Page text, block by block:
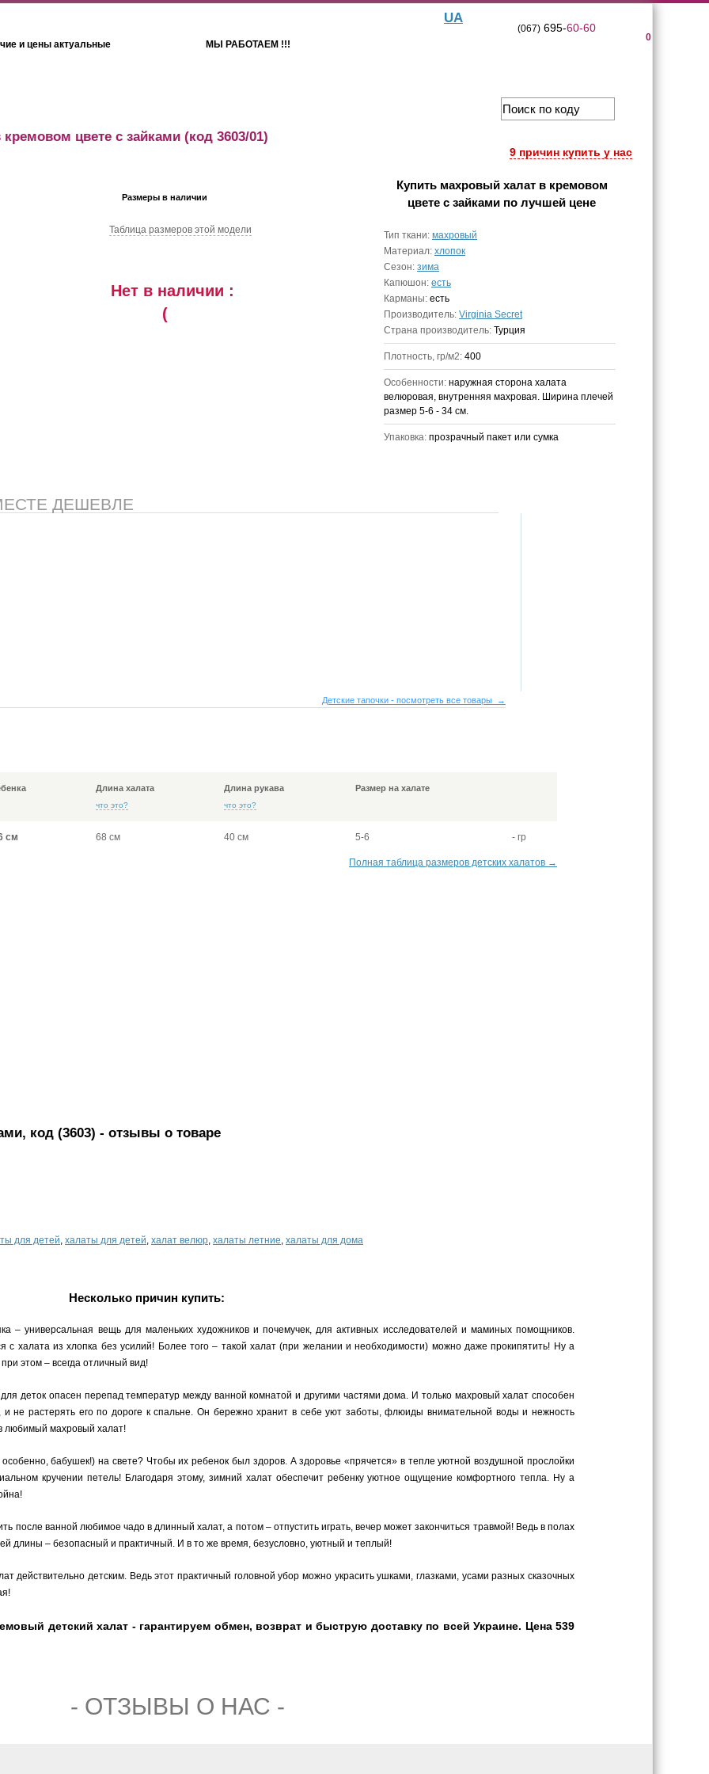
и цены актуальные МЫ РАБОТАЕМ !!!
UA
0
(067)695-60-60
9 причин купить у нас
цвете с зайками (код 3603/01)
Размеры в наличии
Таблица размеров этой модели
Нет в наличии :
(
Купить махровый халат в кремовом
цвете с зайками по лучшей цене
Тип ткани: махровый
Материал: хлопок
Сезон: зима
Капюшон: есть
Карманы: есть
Производитель: Virginia Secret
Страна производитель: Турция
Плотность, гр/м2: 400
Особенности: наружная сторона халата
велюровая, внутренняя махровая. Ширина плечей
размер 5-6 - 34 см.
Упаковка: прозрачный пакет или сумка
ДЕШЕВЛЕ
Детские тапочки - посмотреть все товары →
Длина халата
что это?
Длина рукава
что это?
Размер на халате
см 68 см 40 см 5-6 - гр
Полная таблица размеров детских халатов →
код (3603) - отзывы о товаре
для детей, халаты для детей, халат велюр, халаты летние, халаты для дома
Несколько причин купить:
– универсальная вещь для маленьких художников и почемучек, для активных исследователей и маминых помощников.
халата из хлопка без усилий! Более того – такой халат (при желании и необходимости) можно даже прокипятить! Ну а
этом – всегда отличный вид!
деток опасен перепад температур между ванной комнатой и другими частями дома. И только махровый халат способен
не растерять его по дороге к спальне. Он бережно хранит в себе уют заботы, флюиды внимательной воды и нежность
любимый махровый халат!
бабушек!) на свете? Чтобы их ребенок был здоров. А здоровье «прячется» в тепле уютной воздушной прослойки
кручении петель! Благодаря этому, зимний халат обеспечит ребенку уютное ощущение комфортного тепла. Ну а
после ванной любимое чадо в длинный халат, а потом – отпустить играть, вечер может закончиться травмой! Ведь в полах
длины – безопасный и практичный. И в то же время, безусловно, уютный и теплый!
действительно детским. Ведь этот практичный головной убор можно украсить ушками, глазками, усами разных сказочных
детский халат - гарантируем обмен, возврат и быструю доставку по всей Украине. Цена 539
- ОТЗЫВЫ О НАС -